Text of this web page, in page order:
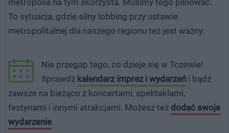
To sytuacja, gdzie silny lobbing przy ustawie
metropolitalnej dla naszego regionu też jest ważny.
Nie przegap tego, co dzieje się w Tczewie!
Sprawdź kalendarz imprez i wydarzeń i bądź
zawsze na bieżąco z koncertami, spektaklami,
festynami i innymi atrakcjami. Możesz też dodać swoje
wydarzenie.